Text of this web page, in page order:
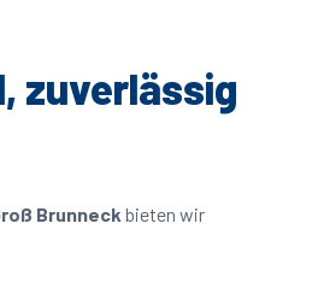
zuverlässig
Brunneck bieten wir